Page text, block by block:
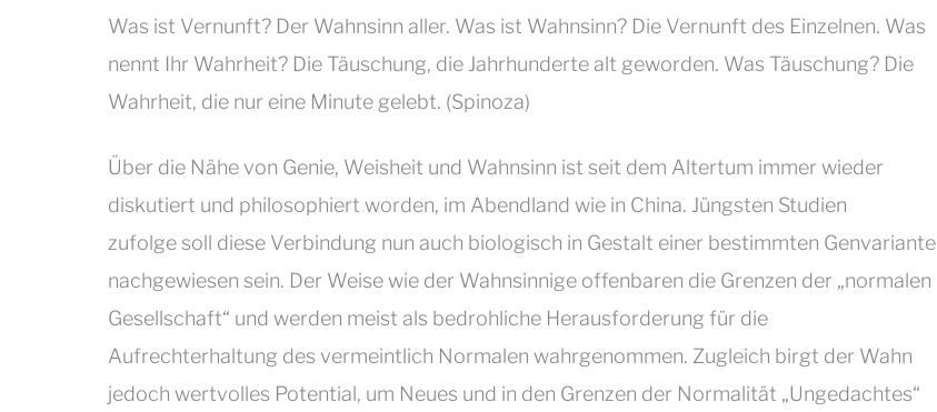
Was ist Vernunft? Der Wahnsinn aller. Was ist Wahnsinn? Die Vernunft des Einzelnen. Was
nennt Ihr Wahrheit? Die Täuschung, die Jahrhunderte alt geworden. Was Täuschung? Die
Wahrheit, die nur eine Minute gelebt. (Spinoza)
Über die Nähe von Genie, Weisheit und Wahnsinn ist seit dem Altertum immer wieder
diskutiert und philosophiert worden, im Abendland wie in China. Jüngsten Studien
zufolgesoll diese Verbindung nun auch biologisch in Gestalt einer bestimmten Genvariante
nachgewiesen sein. Der Weise wie der Wahnsinnige offenbaren die Grenzen der „normalen
Gesellschaft“ und werden meist als bedrohliche Herausforderung für die
Aufrechterhaltung des vermeintlich Normalen wahrgenommen. Zugleich birgt der Wahn
jedoch wertvolles Potential, um Neues und in den Grenzen der Normalität „Ungedachtes“